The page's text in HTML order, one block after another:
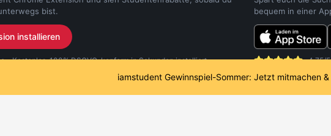
iamstudent Gewinnspiel-Sommer: Jetzt mitmachen
bist.
installieren
- Kostenlos, 100% DSGVO-konform in Sekunden installiert.
bequem in einer
4,75/5